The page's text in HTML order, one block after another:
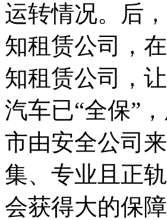
运转情况。后
知租赁公司，
知租赁公司，
汽车已“全保”
市由安全公司
集、专业且正
会获得大的保